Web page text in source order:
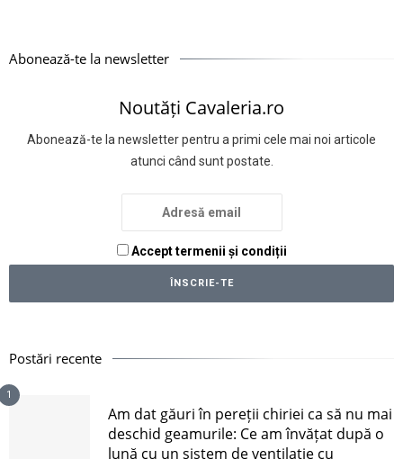
Abonează-te la newsletter
Noutăți Cavaleria.ro
Abonează-te la newsletter pentru a primi cele mai noi articole
atunci când sunt postate.
Accept termenii și condiții
Postări recente
1
Am dat găuri în pereții chiriei ca să nu mai
deschid geamurile: Ce am învățat după o
lună cu un sistem de ventilație cu